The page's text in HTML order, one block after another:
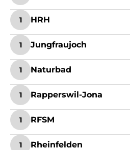
1 HRH
1 Jungfraujoch
1 Naturbad
1 Rapperswil-Jona
1 RFSM
1 Rheinfelden